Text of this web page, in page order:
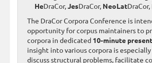
HeDraCor,JesDraCor, NeoLatDraCor,
The DraCor Corpora Conference is
opportunity for corpus maintainers to
corpora in dedicated 10-minute
insight into various corpora is
discuss structural problems, facilitate